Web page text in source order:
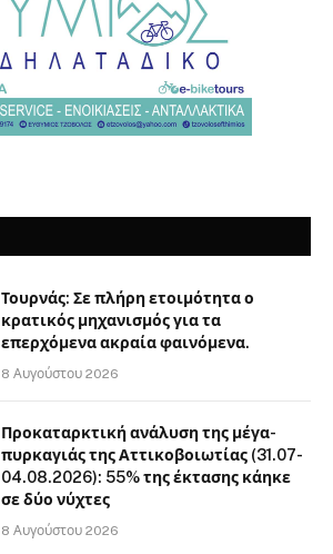
Τουρνάς: Σε πλήρη ετοιμότητα ο
κρατικός μηχανισμός για τα
επερχόμενα ακραία φαινόμενα.
8 Αυγούστου 2026
Προκαταρκτική ανάλυση της μέγα-
πυρκαγιάς της Αττικοβοιωτίας (31.07-
04.08.2026): 55% της έκτασης κάηκε
σε δύο νύχτες
8 Αυγούστου 2026